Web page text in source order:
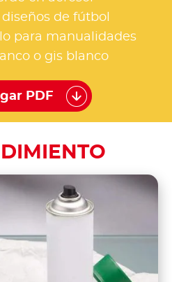
de fútbol
para manualidades
o gis blanco
PDF